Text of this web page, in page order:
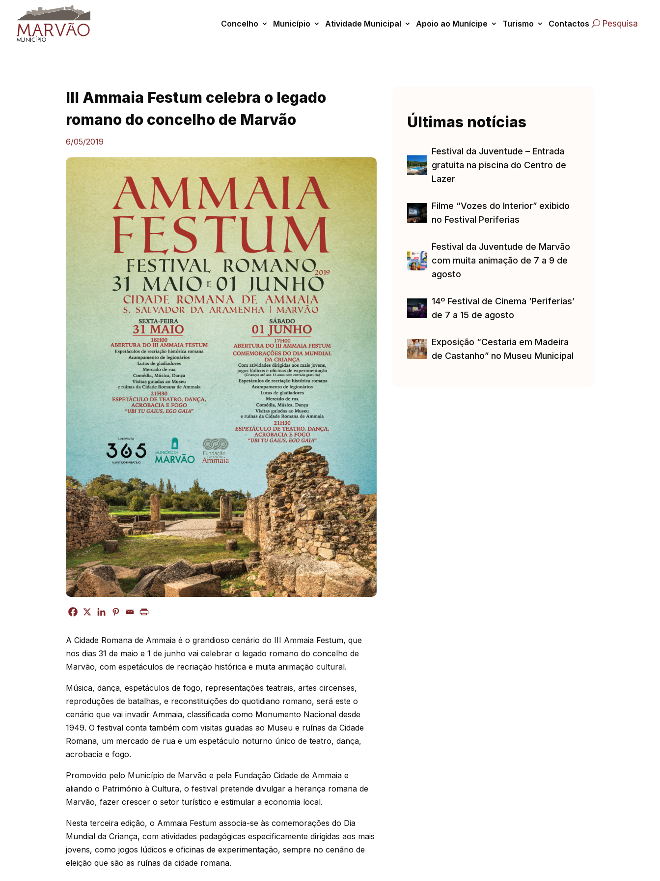
content
Concelho Município Atividade Municipal Apoio ao Munícipe Turismo Contactos Pesquisa
III Ammaia Festum celebra o legado
romano do concelho de Marvão
6/05/2019
A Cidade Romana de Ammaia é o grandioso cenário do III Ammaia Festum, que
nos dias 31 de maio e 1 de junho vai celebrar o legado romano do concelho de
Marvão, com espetáculos de recriação histórica e muita animação cultural.
Música, dança, espetáculos de fogo, representações teatrais, artes circenses,
reproduções de batalhas, e reconstituições do quotidiano romano, será este o
cenário que vai invadir Ammaia, classificada como Monumento Nacional desde
1949. O festival conta também com visitas guiadas ao Museu e ruínas da Cidade
Romana, um mercado de rua e um espetáculo noturno único de teatro, dança,
acrobacia e fogo.
Promovido pelo Município de Marvão e pela Fundação Cidade de Ammaia e
aliando o Património à Cultura, o festival pretende divulgar a herança romana de
Marvão, fazer crescer o setor turístico e estimular a economia local.
Nesta terceira edição, o Ammaia Festum associa-se às comemorações do Dia
Mundial da Criança, com atividades pedagógicas especificamente dirigidas aos mais
jovens, como jogos lúdicos e oficinas de experimentação, sempre no cenário de
eleição que são as ruínas da cidade romana.
Últimas notícias
Festival da Juventude – Entrada
gratuita na piscina do Centro de
Lazer
Filme “Vozes do Interior” exibido
no Festival Periferias
Festival da Juventude de Marvão
com muita animação de 7 a 9 de
agosto
14º Festival de Cinema ‘Periferias’
de 7 a 15 de agosto
Exposição “Cestaria em Madeira
de Castanho” no Museu Municipal